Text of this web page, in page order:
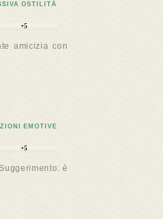
OSTILITÀ
+5
amicizia con
EMOTIVE
+5
è